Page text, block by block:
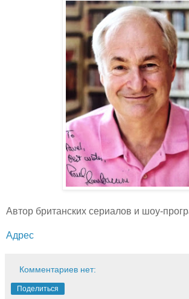
Автор британских сериалов и шоу-
Адрес
Комментариев нет:
Поделиться